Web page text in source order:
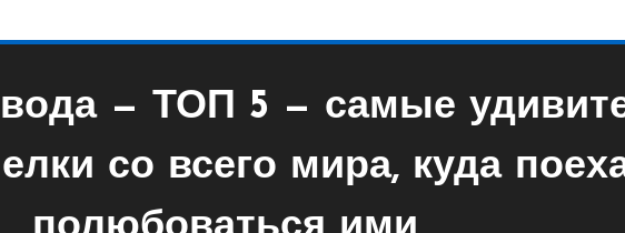
— ТОП 5 — самые
со всего мира, куда